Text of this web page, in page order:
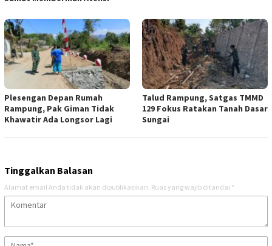
Plesengan Depan Rumah
Rampung, Pak Giman Tidak
Khawatir Ada Longsor Lagi
Talud Rampung, Satgas TMMD
129 Fokus Ratakan Tanah Dasar
Sungai
Tinggalkan Balasan
Alamat email Anda tidak akan dipublikasikan. Ruas yang wajib ditandai *